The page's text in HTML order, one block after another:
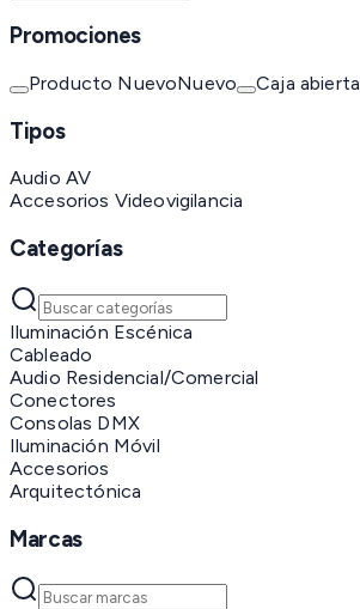
Promociones
Producto NuevoNuevo Caja abierta
Tipos
Audio AV
Accesorios Videovigilancia
Categorías
Iluminación Escénica
Cableado
Audio Residencial/Comercial
Conectores
Consolas DMX
Iluminación Móvil
Accesorios
Arquitectónica
Marcas